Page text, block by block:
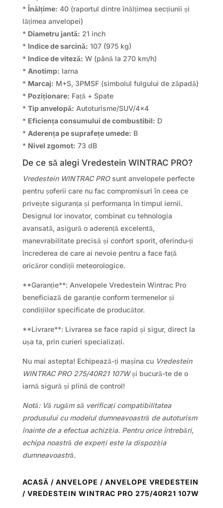
*Înălțime: 40 (raportul dintre înălțimea secțiunii și
lățimea anvelopei)
* Diametru jantă: 21 inch
* Indice de sarcină: 107 (975 kg)
* Indice de viteză: W (până la 270 km/h)
* Anotimp: Iarna
* Marcaj: M+S, 3PMSF (simbolul fulgului de zăpadă)
* Poziționare: Față + Spate
* Tip anvelopă: Autoturisme/SUV/4×4
* Eficiența consumului de combustibil: D
* Aderența pe suprafețe umede: B
* Nivel zgomot: 73 dB
De ce să alegi Vredestein WINTRAC PRO?
Vredestein WINTRAC PROsunt anvelopele perfecte
pentru șoferii care nu fac compromisuri în ceea ce
privește siguranța și performanța în timpul iernii.
Designul lor inovator, combinat cu tehnologia
avansată, asigură o aderență excelentă,
manevrabilitate precisă și confort sporit, oferindu-ți
încrederea de care ai nevoie pentru a face față
oricăror condiții meteorologice.
**Garanție**: Anvelopele Vredestein Wintrac Pro
beneficiază de garanție conform termenelor și
condițiilor specificate de producător.
**Livrare**: Livrarea se face rapid și sigur, direct la
ușa ta, prin curieri specializați.
Nu mai astepta! Echipează-ți mașina cu Vredestein
WINTRAC PRO 275/40R21 107Wși bucură-te de o
iarnă sigură și plină de control!
Notă: Vă rugăm să verificați compatibilitatea
produsului cu modelul dumneavoastră de autoturism
înainte de a efectua achiziția. Pentru orice întrebări,
echipa noastră de experți este la dispoziția
dumneavoastră.
ACASĂ / ANVELOPE / ANVELOPE VREDESTEIN
/ VREDESTEIN WINTRAC PRO 275/40R21 107W